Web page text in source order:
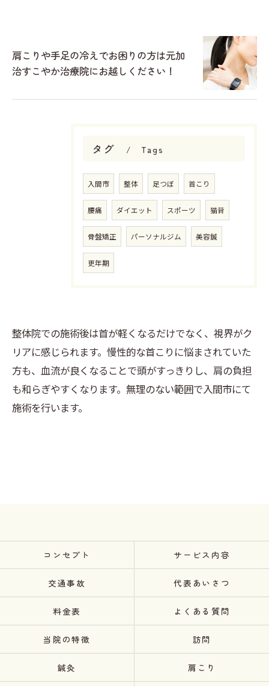
肩こりや手足の冷えでお困りの方は元加
治すこやか治療院にお越しください！
タグ Tags
入間市 整体 足つぼ 首こり
腰痛 ダイエット スポーツ 猫背
骨盤矯正 パーソナルジム 美容鍼
更年期
整体院での施術後は首が軽くなるだけでなく、視界がク
リアに感じられます。慢性的な首こりに悩まされていた
方も、血流が良くなることで頭がすっきりし、肩の負担
も和らぎやすくなります。無理のない範囲で入間市にて
施術を行います。
コンセプト サービス内容
交通事故 代表あいさつ
料金表 よくある質問
当院の特徴 訪問
鍼灸 肩こり